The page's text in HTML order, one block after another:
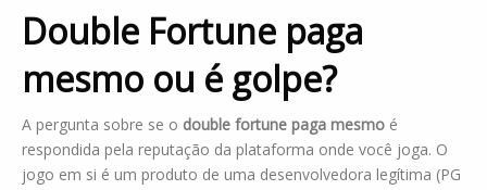
Double Fortune paga
mesmo ou é golpe?
A pergunta sobre se o double fortune paga mesmo é
respondida pela reputação da plataforma onde você joga. O
jogo em si é um produto de uma desenvolvedora legítima (PG